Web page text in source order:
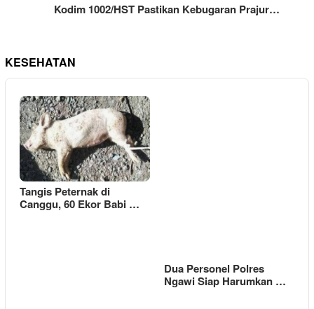
Kodim 1002/HST Pastikan Kebugaran Prajur…
KESEHATAN
Tangis Peternak di
Canggu, 60 Ekor Babi …
Dua Personel Polres
Ngawi Siap Harumkan …